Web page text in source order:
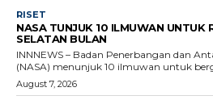
RISET
NASA TUNJUK 10 ILMUWAN UNTUK
SELATAN BULAN
INNNEWS – Badan Penerbangan dan
(NASA) menunjuk 10 ilmuwan untuk
August 7, 2026